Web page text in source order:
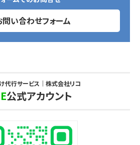
問い合わせフォーム
代行サービス｜株式会社リコ
公式アカウント